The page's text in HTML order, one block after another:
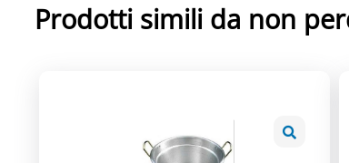
Prodotti simili da non